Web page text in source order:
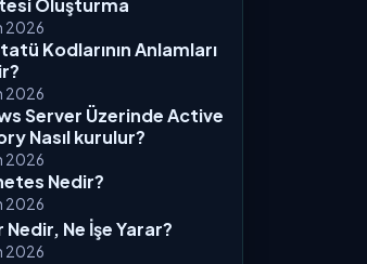
Oluşturma
2026
Kodlarının Anlamları
2026
Server Üzerinde Active
Nasıl kurulur?
2026
Nedir?
2026
Ne İşe Yarar?
2026